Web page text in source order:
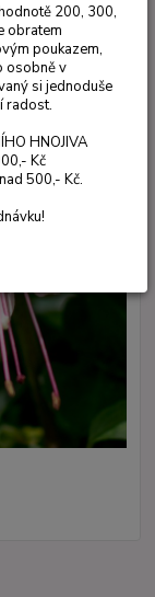
200, 300,
obratem
poukazem,
osobně v
si jednoduše
radost.
HNOJIVA
Kč
500,- Kč.